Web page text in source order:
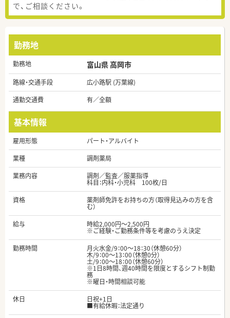
で、ご相談ください。
勤務地
勤務地 富山県 高岡市
路線・交通手段
広小路駅 (万葉線)
通勤交通費
有／全額
基本情報
雇用形態
パート・アルバイト
業種
調剤薬局
業務内容
調剤／監査／服薬指導
科目：内科・小児科 100枚/日
資格
薬剤師免許をお持ちの方（取得見込みの方を含
む）
給与
時給2,000円～2,500円
※ご経験・ご勤務条件等を考慮のうえ決定
勤務時間
月火水金/9：00～18：30（休憩60分）
木/9：00～13：00（休憩0分）
土/9：00～18：00（休憩60分）
※1日8時間、週40時間を限度とするシフト制勤
務
※曜日・時間相談可能
休日
日祝+1日
■有給休暇：法定通り